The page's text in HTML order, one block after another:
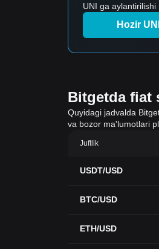
UNI ga
Hozir
Bitgetda fiat
Quyidagi jadvalda
va bozor ma'lumotlari
Juftlik
USDT/USD
BTC/USD
ETH/USD